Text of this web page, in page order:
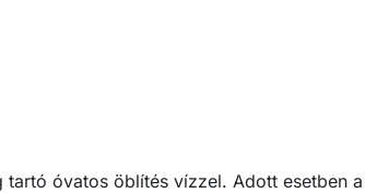
tartó óvatos öblítés vízzel. Adott esetben